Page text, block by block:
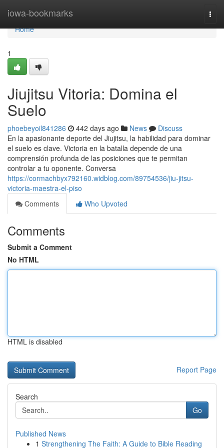
iowa-bookmarks
Home
Home
1
Jiujitsu Vitoria: Domina el
Suelo
phoebeyoil841286 442 days ago News
Discuss
En la apasionante deporte del Jiujitsu, la habilidad para dominar
el suelo es clave. Victoria en la batalla depende de una
comprensión profunda de las posiciones que te permitan
controlar a tu oponente. Conversa
https://cormachbyx792160.widblog.com/89754536/jiu-jitsu-
victoria-maestra-el-piso
Comments
Who Upvoted
Comments
Submit a Comment
No HTML
HTML is disabled
Report Page
Search
Go
Published News
1 Strengthening The Faith: A Guide to Bible Reading